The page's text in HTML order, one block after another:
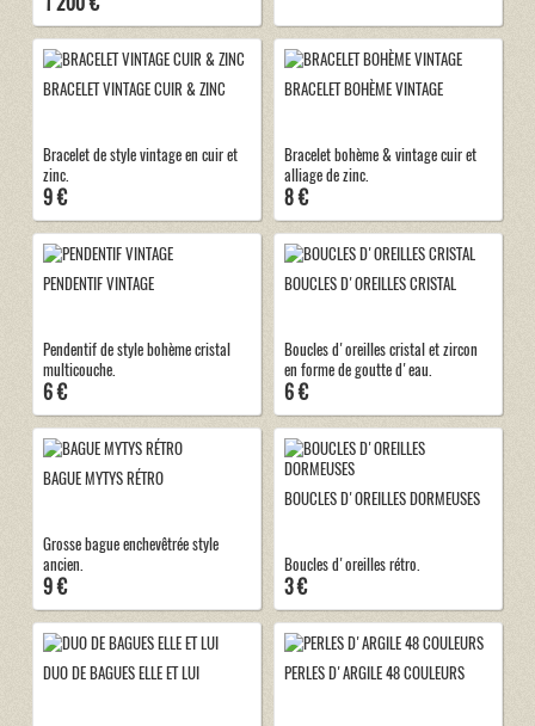
BRACELET VINTAGE CUIR & ZINC
Bracelet de style vintage en cuir et
zinc.
9 €
BRACELET BOHÈME VINTAGE
Bracelet bohème & vintage cuir et
alliage de zinc.
8 €
PENDENTIF VINTAGE
Pendentif de style bohème cristal
multicouche.
6 €
BOUCLES D'OREILLES CRISTAL
Boucles d'oreilles cristal et zircon
en forme de goutte d'eau.
6 €
BAGUE MYTYS RÉTRO
Grosse bague enchevêtrée style
ancien.
9 €
BOUCLES D'OREILLES DORMEUSES
Boucles d'oreilles rétro.
3 €
DUO DE BAGUES ELLE ET LUI PERLES D'ARGILE 48 COULEURS